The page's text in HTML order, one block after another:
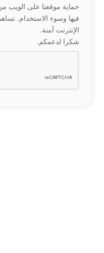
حماية موقعنا على الويب
فيها وسوء الاستخدام.
الإنترنت آمنة.
شكرا لدعمكم.